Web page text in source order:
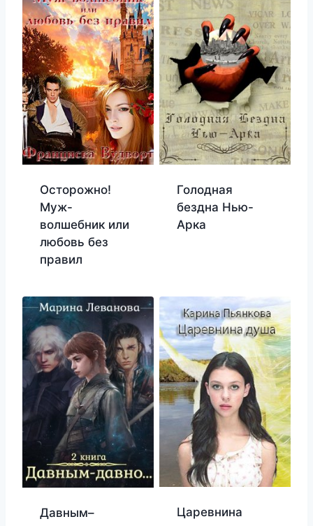
Осторожно!
Муж-
волшебник или
любовь без
правил
Голодная
бездна Нью-
Арка
Давным–
Царевнина